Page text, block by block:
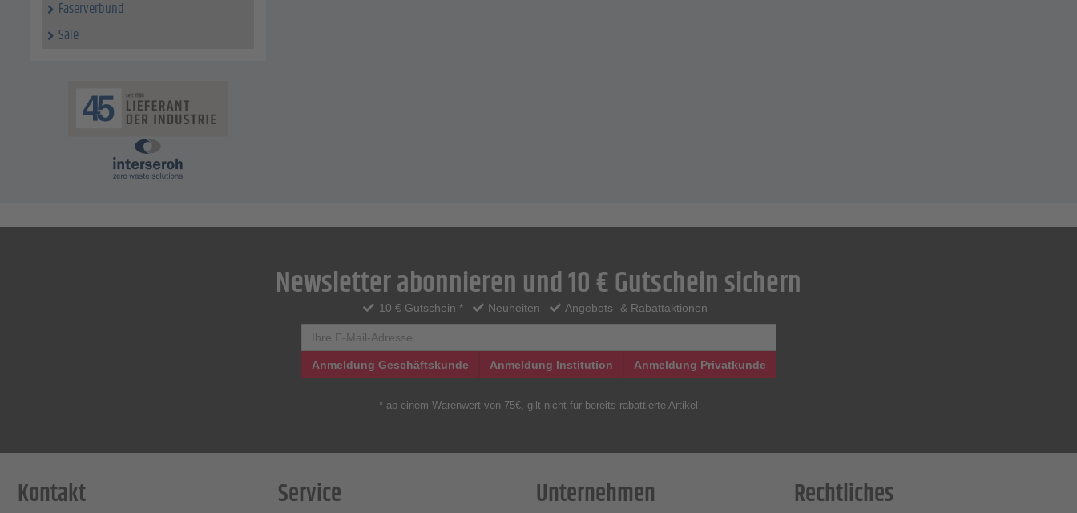
Faserverbund
Sale
Newsletter abonnieren und 10 € Gutschein sichern
10 € Gutschein * Neuheiten Angebots- & Rabattaktionen
Anmeldung Geschäftskunde Anmeldung Institution Anmeldung Privatkunde
* ab einem Warenwert von 75€, gilt nicht für bereits rabattierte Artikel
Kontakt Service Unternehmen Rechtliches